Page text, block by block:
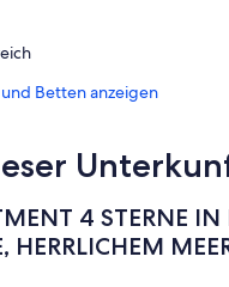
Betten anzeigen
4 STERNE
HERRLICHEM